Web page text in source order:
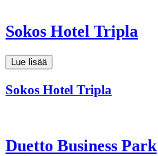
Sokos Hotel Tripla
Lue lisää
Sokos Hotel Tripla
Duetto Business Park